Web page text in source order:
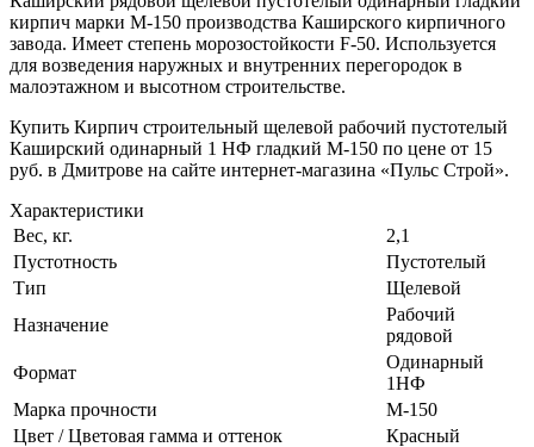
кирпич марки М-150 производства Каширского кирпичного
завода. Имеет степень морозостойкости F-50. Используется
для возведения наружных и внутренних перегородок в
малоэтажном и высотном строительстве.
Купить Кирпич строительный щелевой рабочий пустотелый
Каширский одинарный 1 НФ гладкий М-150 по цене от 15
руб. в Дмитрове на сайте интернет-магазина «Пульс Строй».
Характеристики
Вес, кг.
2,1
Пустотность
Пустотелый
Тип
Щелевой
Назначение
Рабочий
рядовой
Формат
Одинарный
1НФ
Марка прочности
М-150
Цвет / Цветовая гамма и оттенок
Красный